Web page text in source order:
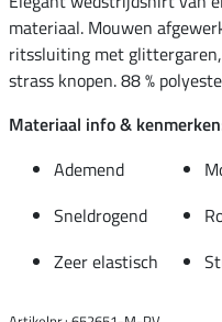
materiaal. Mouwen
ritssluiting met
strass knopen. 88 %
Materiaal info &
Ademend
Sneldrogend
Zeer elastisch